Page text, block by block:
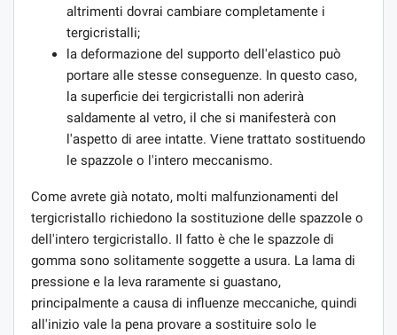
altrimenti dovrai cambiare completamente i
tergicristalli;
la deformazione del supporto dell'elastico può
portare alle stesse conseguenze. In questo caso,
la superficie dei tergicristalli non aderirà
saldamente al vetro, il che si manifesterà con
l'aspetto di aree intatte. Viene trattato sostituendo
le spazzole o l'intero meccanismo.
Come avrete già notato, molti malfunzionamenti del
tergicristallo richiedono la sostituzione delle spazzole o
dell'intero tergicristallo. Il fatto è che le spazzole di
gomma sono solitamente soggette a usura. La lama di
pressione e la leva raramente si guastano,
principalmente a causa di influenze meccaniche, quindi
all'inizio vale la pena provare a sostituire solo le